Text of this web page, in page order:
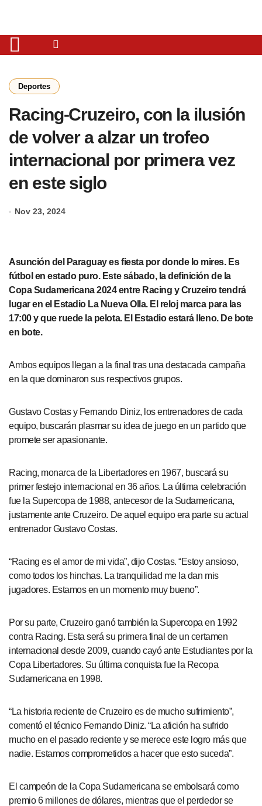
Deportes
Racing-Cruzeiro, con la ilusión
de volver a alzar un trofeo
internacional por primera vez
en este siglo
Nov 23, 2024
Asunción del Paraguay es fiesta por donde lo mires. Es
fútbol en estado puro. Este sábado, la definición de la
Copa Sudamericana 2024 entre Racing y Cruzeiro tendrá
lugar en el Estadio La Nueva Olla. El reloj marca para las
17:00 y que ruede la pelota. El Estadio estará lleno. De bote
en bote.
Ambos equipos llegan a la final tras una destacada campaña
en la que dominaron sus respectivos grupos.
Gustavo Costas y Fernando Diniz, los entrenadores de cada
equipo, buscarán plasmar su idea de juego en un partido que
promete ser apasionante.
Racing, monarca de la Libertadores en 1967, buscará su
primer festejo internacional en 36 años. La última celebración
fue la Supercopa de 1988, antecesor de la Sudamericana,
justamente ante Cruzeiro. De aquel equipo era parte su actual
entrenador Gustavo Costas.
“Racing es el amor de mi vida”, dijo Costas. “Estoy ansioso,
como todos los hinchas. La tranquilidad me la dan mis
jugadores. Estamos en un momento muy bueno”.
Por su parte, Cruzeiro ganó también la Supercopa en 1992
contra Racing. Esta será su primera final de un certamen
internacional desde 2009, cuando cayó ante Estudiantes por la
Copa Libertadores. Su última conquista fue la Recopa
Sudamericana en 1998.
“La historia reciente de Cruzeiro es de mucho sufrimiento”,
comentó el técnico Fernando Diniz. “La afición ha sufrido
mucho en el pasado reciente y se merece este logro más que
nadie. Estamos comprometidos a hacer que esto suceda”.
El campeón de la Copa Sudamericana se embolsará como
premio 6 millones de dólares, mientras que el perdedor se